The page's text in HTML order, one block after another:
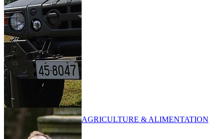
AGRICULTURE & ALIMENTATION